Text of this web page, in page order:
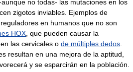
no todas- las mutaciones en los
zigotos inviables. Ejemplos de
en humanos que no son
HOX , que pueden causar la
las cervicales o de múltiples dedos
resultan en una mejora de la aptitud,
y se esparcirán en la población.